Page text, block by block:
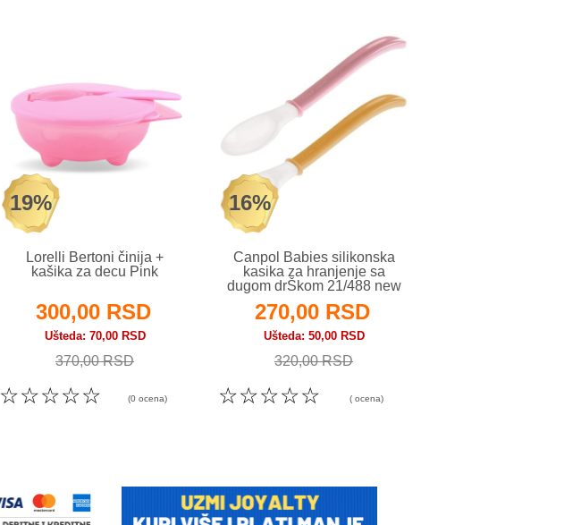
19%
Lorelli Bertoni činija +
kašika za decu Pink
300,00 RSD
Ušteda 70,00 RSD
370,00 RSD
☆
☆
☆
☆
☆ (0 ocena)
16%
Canpol Babies silikonska
kasika za hranjenje sa
dugom drŠkom 21/488 new
270,00 RSD
Ušteda 50,00 RSD
320,00 RSD
☆
☆
☆
☆
☆ ( ocena)